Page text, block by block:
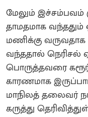
மேலும் இச்சம்பவம்
தாமதமாக வந்ததும்
மணிக்கு
வந்ததால் நெரிசல்
பொருத்தவரை கரூர்
காரணமாக
மாநிலத் தலைவர்
கருத்து